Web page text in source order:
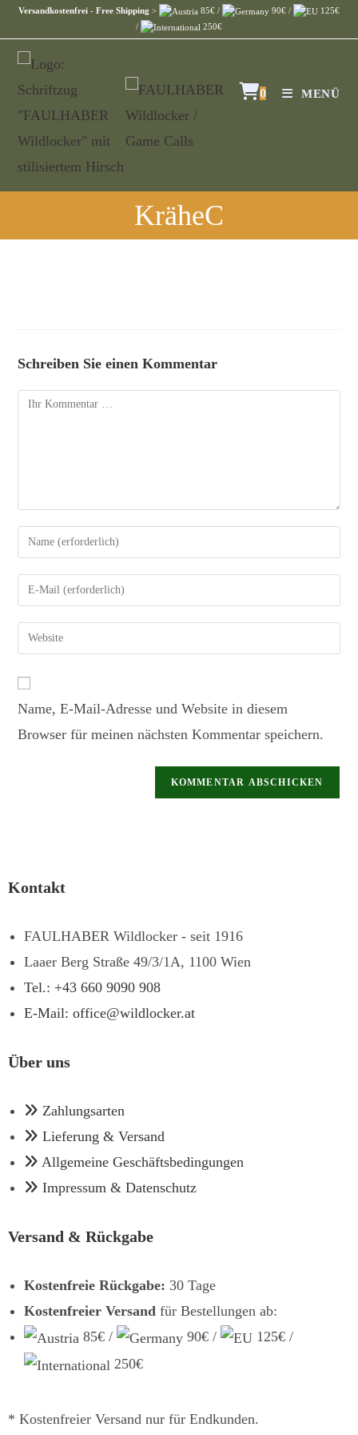
Versandkostenfrei - Free Shipping > 85€ / 90€ /
125€
/
250€
0 MENÜ
KräheC
Schreiben Sie einen Kommentar
Name, E-Mail-Adresse und Website in diesem
Browser für meinen nächsten Kommentar speichern.
Kontakt
FAULHABER Wildlocker - seit 1916
Laaer Berg Straße 49/3/1A, 1100 Wien
Tel.: +43 660 9090 908
E-Mail: office@wildlocker.at
Über uns
Zahlungsarten
Lieferung & Versand
Allgemeine Geschäftsbedingungen
Impressum & Datenschutz
Versand & Rückgabe
Kostenfreie Rückgabe: 30 Tage
Kostenfreier Versand für Bestellungen ab:
85€ /
90€ /
125€ /
250€
* Kostenfreier Versand nur für Endkunden.